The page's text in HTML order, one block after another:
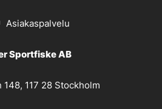
Asiakaspalvelu
Sportfiske AB
148, 117 28 Stockholm